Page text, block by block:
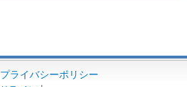
プライバシーポリシー